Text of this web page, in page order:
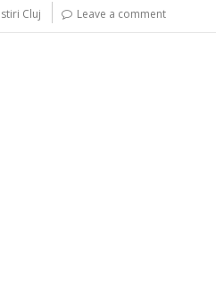
stiri Cluj Leave a comment